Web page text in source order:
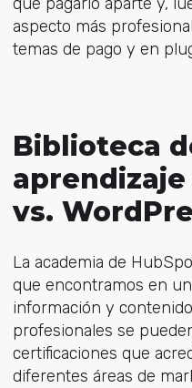
que pagarlo aparte y,
aspecto más
temas de pago y en
Biblioteca
vs.
La academia de
que encontramos en
información y
profesionales se
certificaciones que
diferentes áreas de